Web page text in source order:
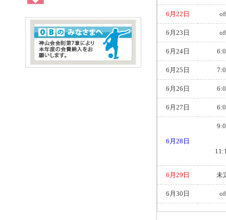
6月22日
6月23日
6月24日
6月25日
6月26日
6月27日
6月28日
6月29日 未
6月30日